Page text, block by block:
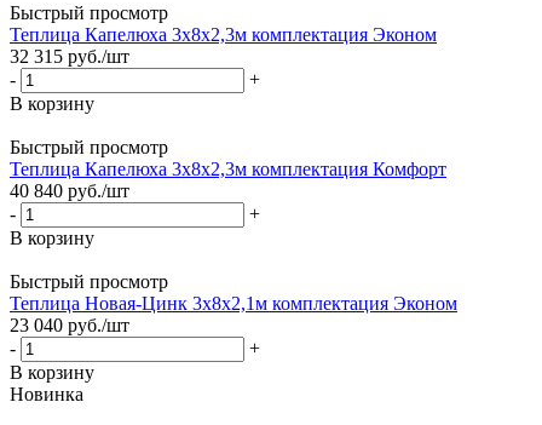
Быстрый просмотр
Теплица Капелюха 3х8х2,3м комплектация Эконом
32 315 руб./шт
-
+
В корзину
Быстрый просмотр
Теплица Капелюха 3х8х2,3м комплектация Комфорт
40 840 руб./шт
-
+
В корзину
Быстрый просмотр
Теплица Новая-Цинк 3х8х2,1м комплектация Эконом
23 040 руб./шт
-
+
В корзину
Новинка